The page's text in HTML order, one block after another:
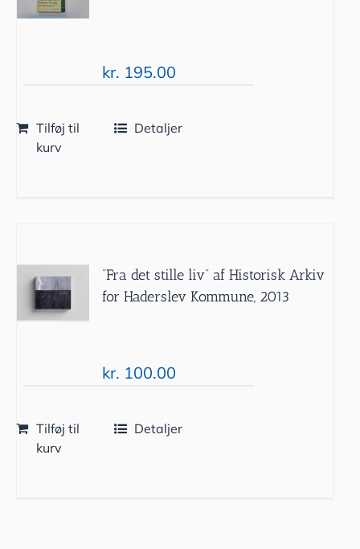
kr. 195.00
Tilføj til
kurv
Detaljer
”Fra det stille liv” af Historisk Arkiv
for Haderslev Kommune, 2013
kr. 100.00
Tilføj til
kurv
Detaljer